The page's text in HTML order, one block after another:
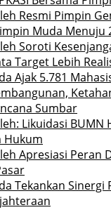
Resmi Pimpin
Muda Menuju
Soroti
Target Lebih
Ajak 5.781
Sumbar
Likuidasi BUMN
Hukum
Apresiasi Peran
Tekankan Sinergi